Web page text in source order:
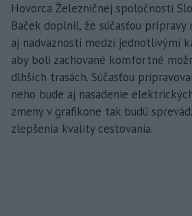
Hovorca Železničnej spoločnosti
Baček doplnil, že súčasťou prípravy
aj nadväznosti medzi jednotlivými
aby boli zachované komfortné
dlhších trasách. Súčasťou
neho bude aj nasadenie
zmeny v grafikone tak budú
zlepšenia kvality cestovania.